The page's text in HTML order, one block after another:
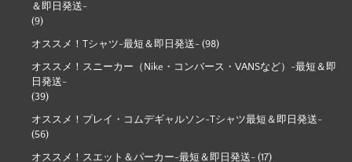
＆即日発送-
(9)
オススメ！Tシャツ-最短＆即日発送- (98)
オススメ！スニーカー（Nike・コンバース・VANSなど）-最短＆即
日発送-
(39)
オススメ！プレイ・コムデギャルソン-Tシャツ最短＆即日発送-
(56)
オススメ！スエット＆パーカー-最短＆即日発送- (17)